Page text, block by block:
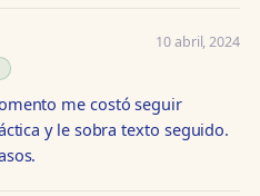
10 abril, 2024
me costó seguir
y le sobra texto seguido.